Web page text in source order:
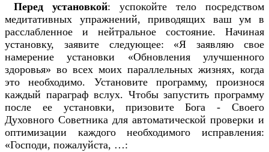
Перед установкой: успокойте тело посредством
медитативных упражнений, приводящих ваш ум в
расслабленное и нейтральное состояние. Начиная
установку, заявите следующее: «Я заявляю свое
намерение установки «Обновления улучшенного
здоровья» во всех моих параллельных жизнях, когда
это необходимо. Установите программу, произнося
каждый параграф вслух. Чтобы запустить программу
после ее установки, призовите Бога - Своего
Духовного Советника для автоматической проверки и
оптимизации каждого необходимого исправления:
«Господи, пожалуйста, …: